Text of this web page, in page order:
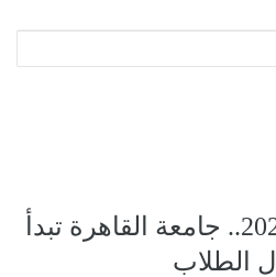
تنسيق الجامعات 2026.. جامعة القاهرة تبدأ
الطلاب